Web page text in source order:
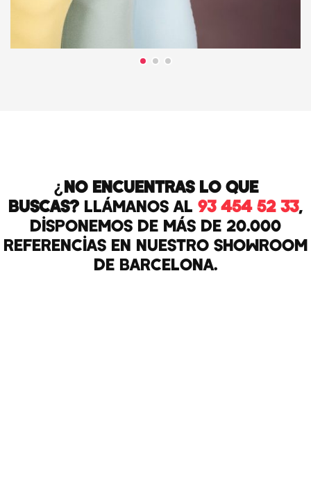
¿No encuentras lo que
buscas? Llámanos al 93 454 52 33,
disponemos de más de 20.000
referencias en nuestro Showroom
de Barcelona.